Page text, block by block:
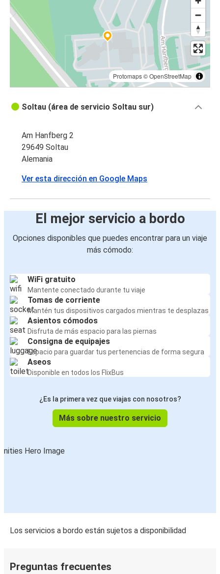
Protomaps©OpenStreetMap
Soltau (área de servicio Soltau sur)
Am Hanfberg 2
29649 Soltau
Alemania
Ver esta dirección en Google Maps
El mejor servicio a bordo
Opciones disponibles que puedes encontrar para un viaje
más cómodo:
WiFi gratuito
Mantente conectado durante tu viaje
Tomas de corriente
Mantén tus dispositivos cargados mientras te desplazas
Asientos cómodos
Disfruta de más espacio para las piernas
Consigna de equipajes
Espacio para guardar tus pertenencias de forma segura
Aseos
Disponible en todos los FlixBus
¿Es la primera vez que viajas con nosotros?
Más sobre nuestro servicio
Los servicios a bordo están sujetos a disponibilidad
Preguntas frecuentes